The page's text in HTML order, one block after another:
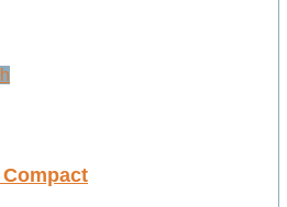
Compact